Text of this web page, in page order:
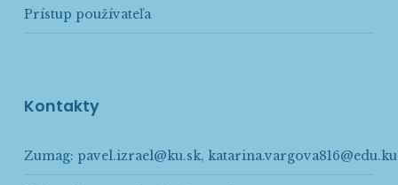
Prístup používateľa
Kontakty
Zumag: pavel.izrael@ku.sk,